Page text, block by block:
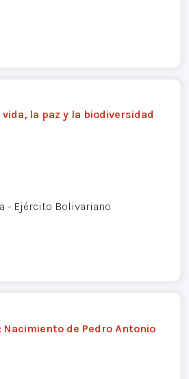
la paz y la biodiversidad
- Ejército Bolivariano
Nacimiento de Pedro Antonio